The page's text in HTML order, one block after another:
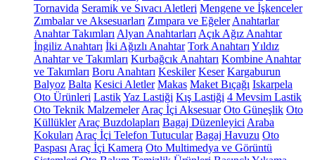
Tornavida Seramik ve Sıvacı Aletleri Mengene ve İşkenceler
Zımbalar ve Aksesuarları Zımpara ve Eğeler Anahtarlar
Anahtar Takımları Alyan Anahtarları Açık Ağız Anahtar
İngiliz Anahtarı İki Ağızlı Anahtar Tork Anahtarı Yıldız
Anahtar ve Takımları Kurbağcık Anahtarı Kombine Anahtar
ve Takımları Boru Anahtarı Keskiler Keser Kargaburun
Balyoz Balta Kesici Aletler Makas Maket Bıçağı Iskarpela
Oto Ürünleri LastikYaz Lastiği Kış Lastiği 4 Mevsim Lastik
Oto Teknik Malzemeler Araç İçi Aksesuar Oto Güneşlik Oto
Küllükler Araç Buzdolapları Bagaj Düzenleyici Araba
Kokuları Araç İçi Telefon Tutucular Bagaj Havuzu Oto
Paspası Araç İçi Kamera Oto Multimedya ve Görüntü